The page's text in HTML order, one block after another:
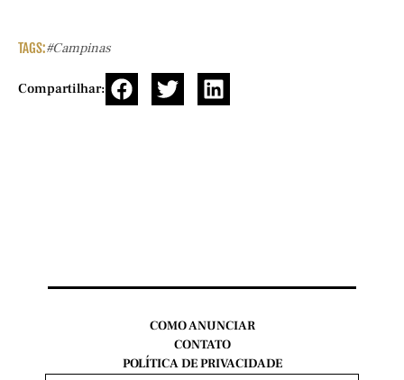
TAGS:#campinas
Compartilhar:
COMO ANUNCIAR
CONTATO
POLÍTICA DE PRIVACIDADE